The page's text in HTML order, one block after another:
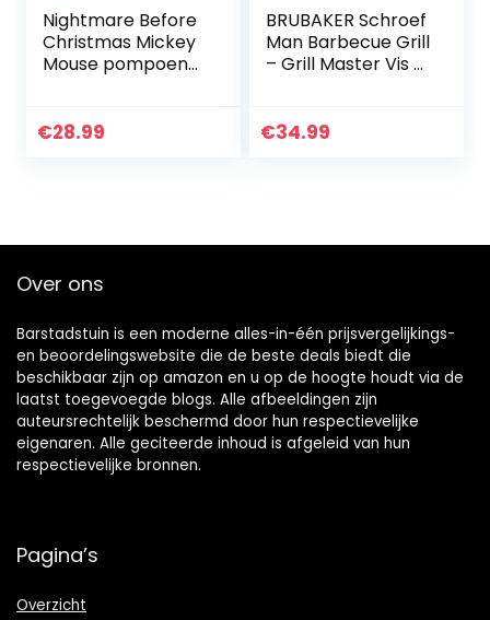
Nightmare Before
Christmas Mickey
Mouse pompoen
Disney Halloween
€28.99
BRUBAKER Schroef
Man Barbecue Grill
– Grill Master Vis –
Man – Metal Figure
€34.99
Over ons
Barstadstuin is een moderne alles-in-één prijsvergelijkings-
en beoordelingswebsite die de beste deals biedt die
beschikbaar zijn op amazon en u op de hoogte houdt via de
laatst toegevoegde blogs. Alle afbeeldingen zijn
auteursrechtelijk beschermd door hun respectievelijke
eigenaren. Alle geciteerde inhoud is afgeleid van hun
respectievelijke bronnen.
Pagina’s
Overzicht